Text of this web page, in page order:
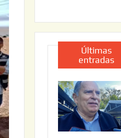
Últimas
entradas